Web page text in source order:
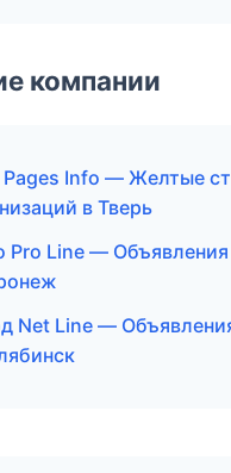
компании
Info — Желтые
в Тверь
Pro Line — Объявления
Net Line —